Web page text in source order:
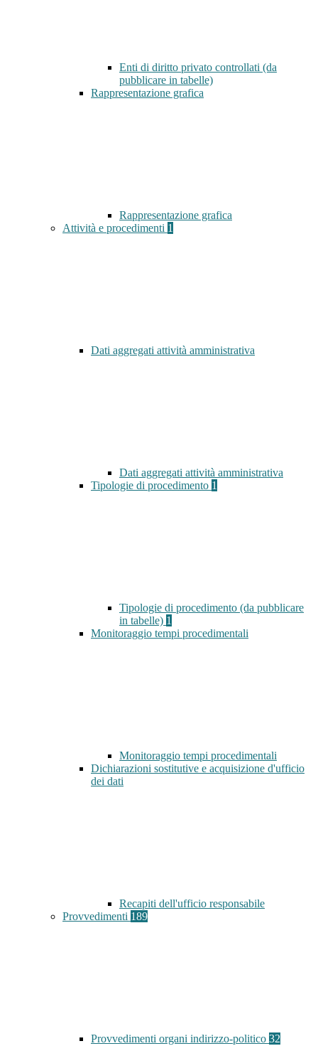
Enti di diritto privato controllati (da
pubblicare in tabelle)
Rappresentazione grafica
Rappresentazione grafica
Attività e procedimenti 1
Dati aggregati attività amministrativa
Dati aggregati attività amministrativa
Tipologie di procedimento 1
Tipologie di procedimento (da pubblicare
in tabelle) 1
Monitoraggio tempi procedimentali
Monitoraggio tempi procedimentali
Dichiarazioni sostitutive e acquisizione d'ufficio
dei dati
Recapiti dell'ufficio responsabile
Provvedimenti 189
Provvedimenti organi indirizzo-politico 32